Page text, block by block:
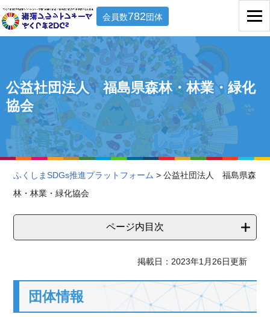
会員数782団体
公益社団法人 福島県森林・林業・緑化
協会
ふくしまSDGs推進プラットフォーム > 公益社団法人 福島県森
林・林業・緑化協会
ページ内目次
掲載日：2023年1月26日更新
団体情報